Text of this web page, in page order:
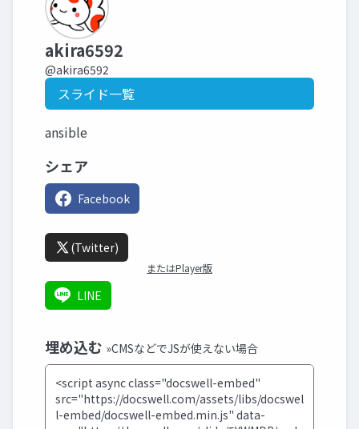
akira6592
@akira6592
スライド一覧
ansible
シェア
Facebook
(Twitter)
またはPlayer版
LINE
埋め込む »CMSなどでJSが使えない場合